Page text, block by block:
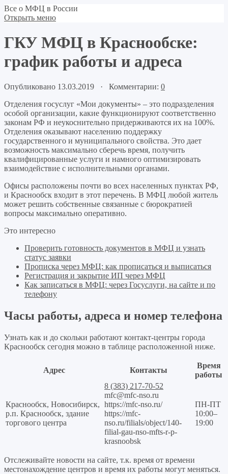
Все о МФЦ в России
Открыть меню
ГКУ МФЦ в Краснообске:
график работы и адреса
Опубликовано 13.03.2019 · Комментарии: 0
Отделения госуслуг «Мои документы» – это подразделения
особой организации, какие функционируют соответственно
законам РФ и неукоснительно придерживаются их на 100%.
Отделения оказывают населению поддержку
государственного и муниципального свойства. Это дает
возможность максимально сберечь время, получить
квалифицированные услуги и намного оптимизировать
взаимодействие с исполнительными органами.
Офисы расположены почти во всех населенных пунктах РФ,
и Краснообск входит в этот перечень. В МФЦ любой житель
может решить собственные связанные с бюрократией
вопросы максимально оперативно.
Это интересно
Проверить готовность документов в МФЦ и узнать
статус заявки
Прописка через МФЦ: как прописаться и выписаться
Регистрация и закрытие ИП через МФЦ
Как записаться в МФЦ: через Госуслуги, на сайте и по
телефону
Часы работы, адреса и номер телефона
Узнать как и до скольки работают контакт-центры города
Краснообск сегодня можно в таблице расположенной ниже.
Адрес Контакты
Время
работы
Краснообск, Новосибирск,
р.п. Краснообск, здание
торгового центра
8 (383) 217-70-52
mfc@mfc-nso.ru
https://mfc-nso.ru/
https://mfc-
nso.ru/filials/object/140-
filial-gau-nso-mfts-r-p-
krasnoobsk
ПН-ПТ
10:00–
19:00
Отслеживайте новости на сайте, т.к. время от времени
местонахождение центров и время их работы могут меняться.